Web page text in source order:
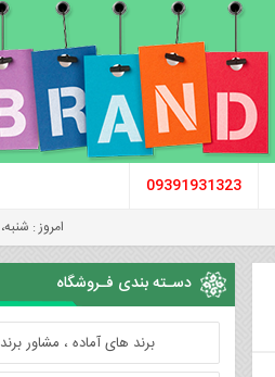
09391931323
امروز : شنبه، 17 مرداد 1405
دسـته بندی فـروشگاه
برند های آماده ، مشاور برند